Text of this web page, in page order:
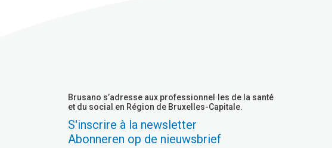
Brusano s’adresse aux professionnel·les de la santé
et du social en Région de Bruxelles-Capitale.
S'inscrire à la newsletter
Abonneren op de nieuwsbrief